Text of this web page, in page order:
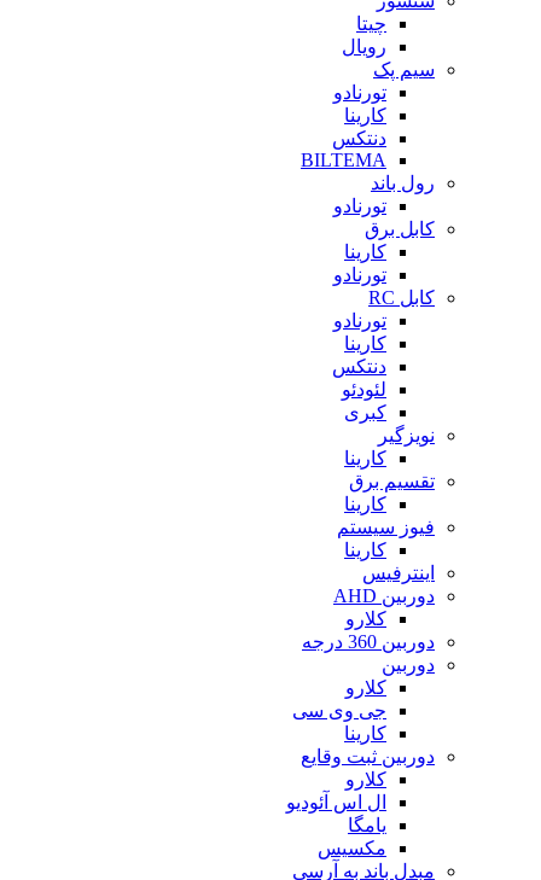
چیتا
رویال
سیم پک
تورنادو
کارینا
دنتکس
BILTEMA
رول باند
تورنادو
کابل برق
کارینا
تورنادو
کابل RC
تورنادو
کارینا
دنتکس
لئودئو
کبری
نویزگیر
کارینا
تقسیم برق
کارینا
فیوز سیستم
کارینا
اینترفیس
دوربین AHD
کلارو
دوربین 360 درجه
دوربین
کلارو
جی وی سی
کارینا
دوربین ثبت وقایع
کلارو
ال اس آئودیو
یامگا
مکسیس
مبدل باند به آرسی